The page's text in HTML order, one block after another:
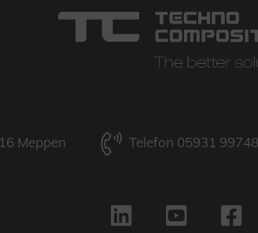
Meppen Telefon 05931